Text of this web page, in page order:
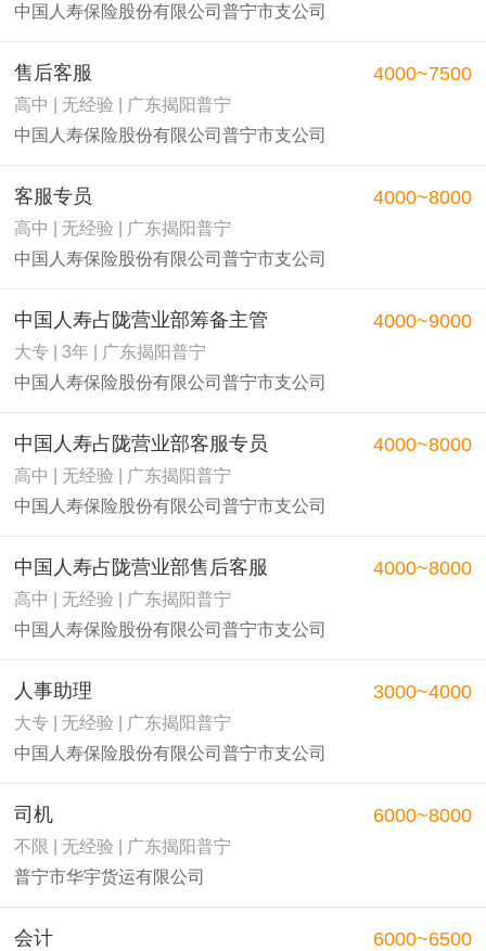
中国人寿保险股份有限公司普宁市支公司
售后客服
高中 | 无经验 | 广东揭阳普宁
中国人寿保险股份有限公司普宁市支公司
4000~7500
客服专员
高中 | 无经验 | 广东揭阳普宁
中国人寿保险股份有限公司普宁市支公司
4000~8000
中国人寿占陇营业部筹备主管
大专 | 3年 | 广东揭阳普宁
中国人寿保险股份有限公司普宁市支公司
4000~9000
中国人寿占陇营业部客服专员
高中 | 无经验 | 广东揭阳普宁
中国人寿保险股份有限公司普宁市支公司
4000~8000
中国人寿占陇营业部售后客服
高中 | 无经验 | 广东揭阳普宁
中国人寿保险股份有限公司普宁市支公司
4000~8000
人事助理
大专 | 无经验 | 广东揭阳普宁
中国人寿保险股份有限公司普宁市支公司
3000~4000
司机
不限 | 无经验 | 广东揭阳普宁
普宁市华宇货运有限公司
6000~8000
会计 6000~6500